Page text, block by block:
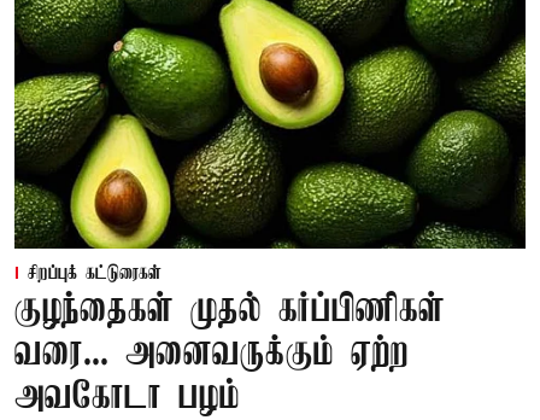
சிறப்புக் கட்டுரைகள்
குழந்தைகள் முதல் கர்ப்பிணிகள்
வரை... அனைவருக்கும் ஏற்ற
அவகோடா பழம்